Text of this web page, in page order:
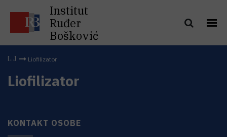
Institut
Ruđer
Bošković
Liofilizator
Liofilizator
KONTAKT OSOBE